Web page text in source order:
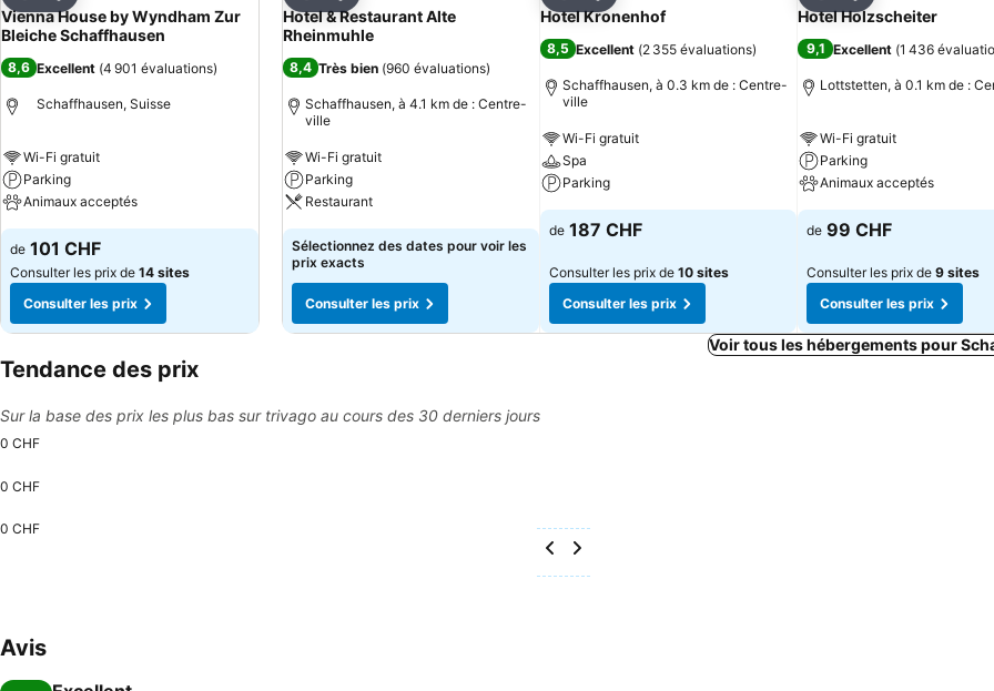
Vienna House by Wyndham Zur
Bleiche Schaffhausen
8,6 Excellent (4 901 évaluations)
Schaffhausen, Suisse
Wi-Fi gratuit
Parking
Animaux acceptés
de 101 CHF
Consulter les prix de 14 sites
Consulter les prix
Hotel & Restaurant Alte
Rheinmuhle
8,4 Très bien (960 évaluations)
Schaffhausen, à 4.1 km de : Centre-
ville
Wi-Fi gratuit
Parking
Restaurant
Sélectionnez des dates pour voir les
prix exacts
Consulter les prix
Hotel Kronenhof
8,5 Excellent (2 355 évaluations)
Schaffhausen, à 0.3 km de : Centre-
ville
Wi-Fi gratuit
Spa
Parking
de 187 CHF
Consulter les prix de 10 sites
Consulter les prix
Hotel Holzscheiter
9,1 Excellent (1 436
Lottstetten, à 0.1 km de :
Wi-Fi gratuit
Parking
Animaux acceptés
de 99 CHF
Consulter les prix de 9 sites
Consulter les prix
Voir tous les hébergements pour
Tendance des prix
Sur la base des prix les plus bas sur trivago au cours des 30 derniers jours
0 CHF
0 CHF
0 CHF
Avis